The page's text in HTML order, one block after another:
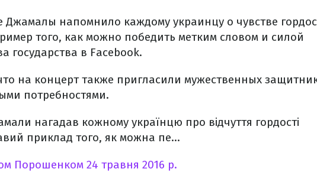
напомнило каждому украинцу о чувстве
того, как можно победить метким словом и силой
государства в Facebook.
на концерт также пригласили мужественных
потребностями.
нагадав кожному українцю про відчуття гордості
приклад того, як можна пе...
Порошенком 24 травня 2016 р.